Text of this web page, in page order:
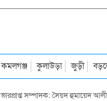
কমলগঞ্জ কুলাউড়া জুড়ী
ভারপ্রাপ্ত সম্পাদক: সৈয়দ হুমায়েদ